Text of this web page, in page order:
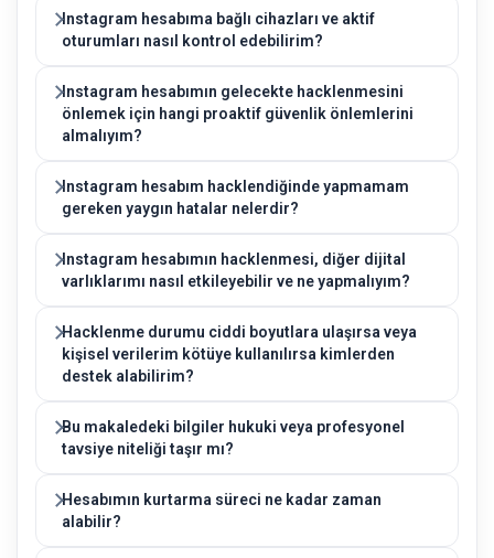
Instagram hesabıma bağlı cihazları ve aktif
oturumları nasıl kontrol edebilirim?
Instagram hesabımın gelecekte hacklenmesini
önlemek için hangi proaktif güvenlik önlemlerini
almalıyım?
Instagram hesabım hacklendiğinde yapmamam
gereken yaygın hatalar nelerdir?
Instagram hesabımın hacklenmesi, diğer dijital
varlıklarımı nasıl etkileyebilir ve ne yapmalıyım?
Hacklenme durumu ciddi boyutlara ulaşırsa veya
kişisel verilerim kötüye kullanılırsa kimlerden
destek alabilirim?
Bu makaledeki bilgiler hukuki veya profesyonel
tavsiye niteliği taşır mı?
Hesabımın kurtarma süreci ne kadar zaman
alabilir?